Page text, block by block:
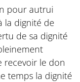
pour autrui
la dignité de
de sa dignité
recevoir le don
temps la dignité